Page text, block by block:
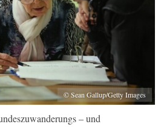
© Sean Gallup/Getty Images
– und